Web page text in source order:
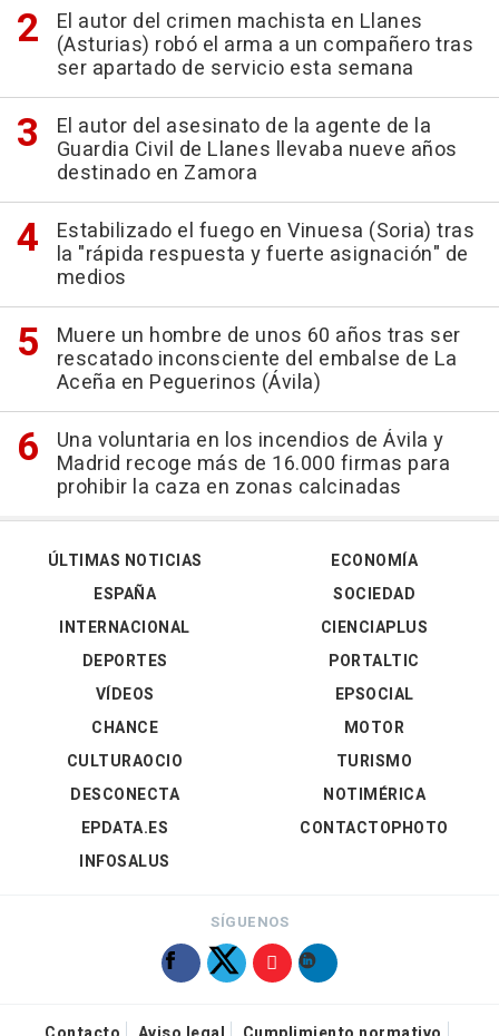
El autor del crimen machista en Llanes
(Asturias) robó el arma a un compañero tras
ser apartado de servicio esta semana
El autor del asesinato de la agente de la
Guardia Civil de Llanes llevaba nueve años
destinado en Zamora
Estabilizado el fuego en Vinuesa (Soria) tras
la "rápida respuesta y fuerte asignación" de
medios
Muere un hombre de unos 60 años tras ser
rescatado inconsciente del embalse de La
Aceña en Peguerinos (Ávila)
Una voluntaria en los incendios de Ávila y
Madrid recoge más de 16.000 firmas para
prohibir la caza en zonas calcinadas
ÚLTIMAS NOTICIAS
ESPAÑA
INTERNACIONAL
DEPORTES
VÍDEOS
ECONOMÍA
SOCIEDAD
CIENCIAPLUS
PORTALTIC
EPSOCIAL
CHANCE
CULTURAOCIO
DESCONECTA
EPDATA.ES
INFOSALUS
MOTOR
TURISMO
NOTIMÉRICA
CONTACTOPHOTO
SÍGUENOS